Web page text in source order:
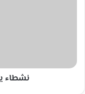
نشطاء